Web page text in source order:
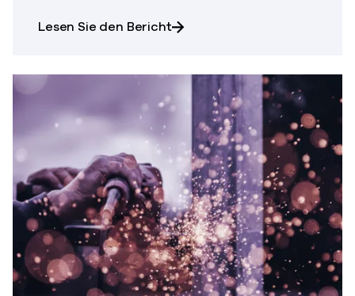
Lesen Sie den Berichtüber die Analyse der